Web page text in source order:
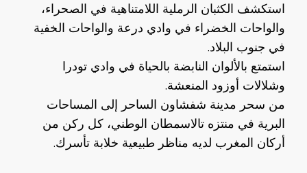
استكشف الكثبان الرملية اللامتناهية في الصحراء،
والواحات الخضراء في وادي درعة والواحات الخفية
في جنوب البلاد.
استمتع بالألوان النابضة بالحياة في وادي تودرا
وشلالات أوزود المنعشة.
من سحر مدينة شفشاون الساحر إلى المساحات
البرية في منتزه تالاسمطان الوطني، كل ركن من
أركان المغرب لديه مناظر طبيعية خلابة تأسرك.